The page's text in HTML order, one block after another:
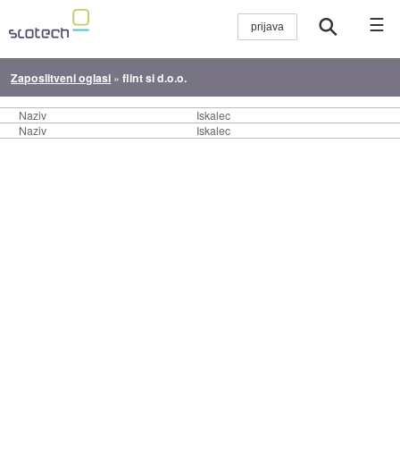
☰
Zaposlitveni oglasi »flint si d.o.o.
Naziv
Iskalec
Naziv
Iskalec